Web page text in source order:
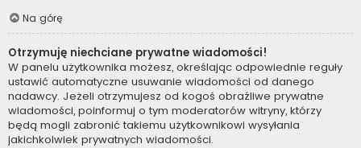
Na górę
Otrzymuję niechciane prywatne wiadomości!
W panelu użytkownika możesz, określając odpowiednie reguły
ustawić automatyczne usuwanie wiadomości od danego
nadawcy. Jeżeli otrzymujesz od kogoś obraźliwe prywatne
wiadomości, poinformuj o tym moderatorów witryny, którzy
będą mogli zabronić takiemu użytkownikowi wysyłania
jakichkolwiek prywatnych wiadomości.